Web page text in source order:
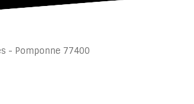
- Pomponne 77400